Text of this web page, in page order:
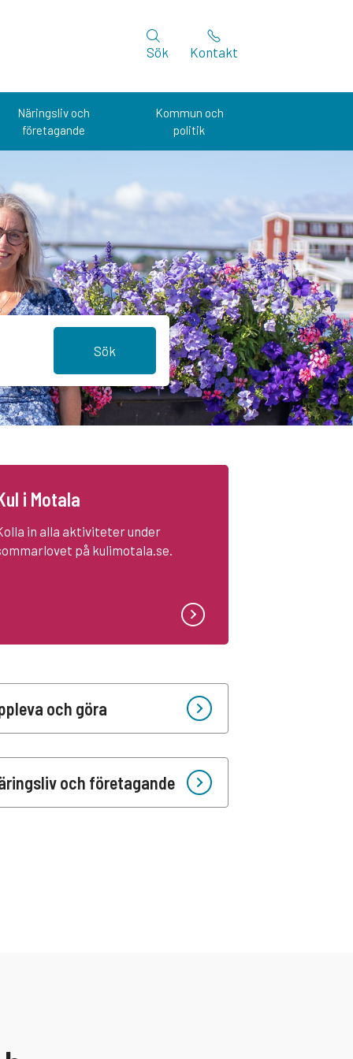
Sök Kontakt
Näringsliv och
företagande
Kommun och
politik
Sök
i Motala
in alla aktiviteter under
på kulimotala.se.
och göra
och företagande